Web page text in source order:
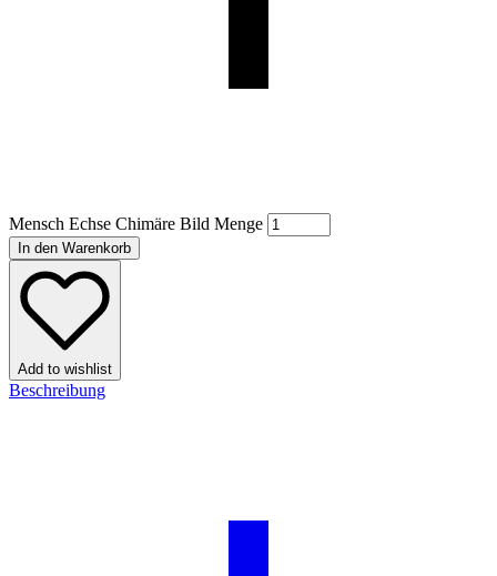
Mensch Echse Chimäre Bild Menge
In den Warenkorb
Add to wishlist
Beschreibung